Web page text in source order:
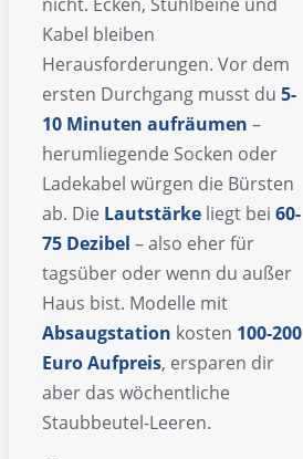
nicht. Ecken, Stuhlbeine und
Kabel bleiben
Herausforderungen. Vor dem
ersten Durchgang musst du 5-
10 Minuten aufräumen –
herumliegende Socken oder
Ladekabel würgen die Bürsten
ab. Die Lautstärke liegt bei 60-
75 Dezibel – also eher für
tagsüber oder wenn du außer
Haus bist. Modelle mit
Absaugstation kosten 100-200
Euro Aufpreis, ersparen dir
aber das wöchentliche
Staubbeutel-Leeren.